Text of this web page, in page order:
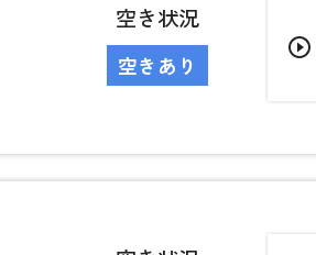
空き状況
空きあり
play_circle_outline